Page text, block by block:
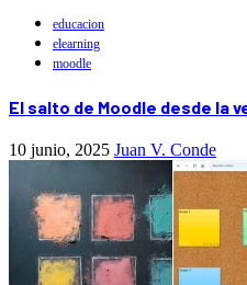
educacion
elearning
moodle
El salto de Moodle desde la
10 junio, 2025 Juan V. Conde